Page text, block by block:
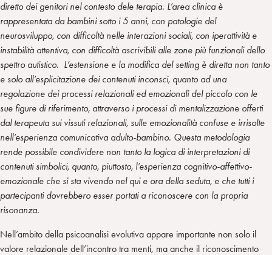
diretto dei genitori nel contesto dele terapia. L’area clinica è
rappresentata da bambini sotto i 5 anni, con patologie del
neurosviluppo, con difficoltà nelle interazioni sociali, con iperattività e
instabilità attentiva, con difficoltà ascrivibili alle zone più funzionali dello
spettro autistico. L’estensione e la modifica del setting è diretta non tanto
e solo all’esplicitazione dei contenuti inconsci, quanto ad una
regolazione dei processi relazionali ed emozionali del piccolo con le
sue figure di riferimento, attraverso i processi di mentalizzazione offerti
dal terapeuta sui vissuti relazionali, sulle emozionalità confuse e irrisolte
nell’esperienza comunicativa adulto-bambino. Questa metodologia
rende possibile condividere non tanto la logica di interpretazioni di
contenuti simbolici, quanto, piuttosto, l’esperienza cognitivo-affettivo-
emozionale che si sta vivendo nel qui e ora della seduta, e che tutti i
partecipanti dovrebbero esser portati a riconoscere con la propria
risonanza.
Nell’ambito della psicoanalisi evolutiva appare importante non solo il
valore relazionale dell’incontro tra menti, ma anche il riconoscimento